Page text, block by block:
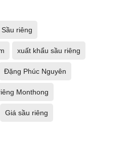
Sầu riêng
xuất khẩu sầu riêng
Đặng Phúc Nguyên
Monthong
Giá sầu riêng